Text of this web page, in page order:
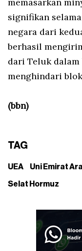
memasarkan
signifikan
negara dari
berhasil
dari Teluk
menghindari
(bbn)
TAG
UEA Uni Emirat
Selat Hormuz